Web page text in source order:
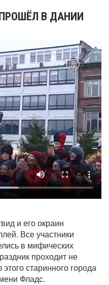
В ДАНИИ
и его окраин
Все участники
в мифических
проходит не
старинного города
Фладс.